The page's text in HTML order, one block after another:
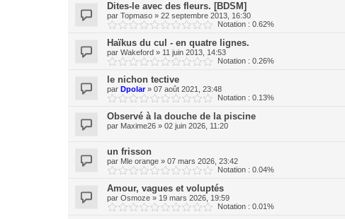
Dites-le avec des fleurs. [BDSM]
par Topmaso » 22 septembre 2013, 16:30
Notation : 0.62%
Haïkus du cul - en quatre lignes.
par Wakeford » 11 juin 2013, 14:53
Notation : 0.26%
le nichon tective
par Dpolar» 07 août 2021, 23:48
Notation : 0.13%
Observé à la douche de la piscine
par Maxime26 » 02 juin 2026, 11:20
un frisson
par Mle orange » 07 mars 2026, 23:42
Notation : 0.04%
Amour, vagues et voluptés
par Osmoze » 19 mars 2026, 19:59
Notation : 0.01%